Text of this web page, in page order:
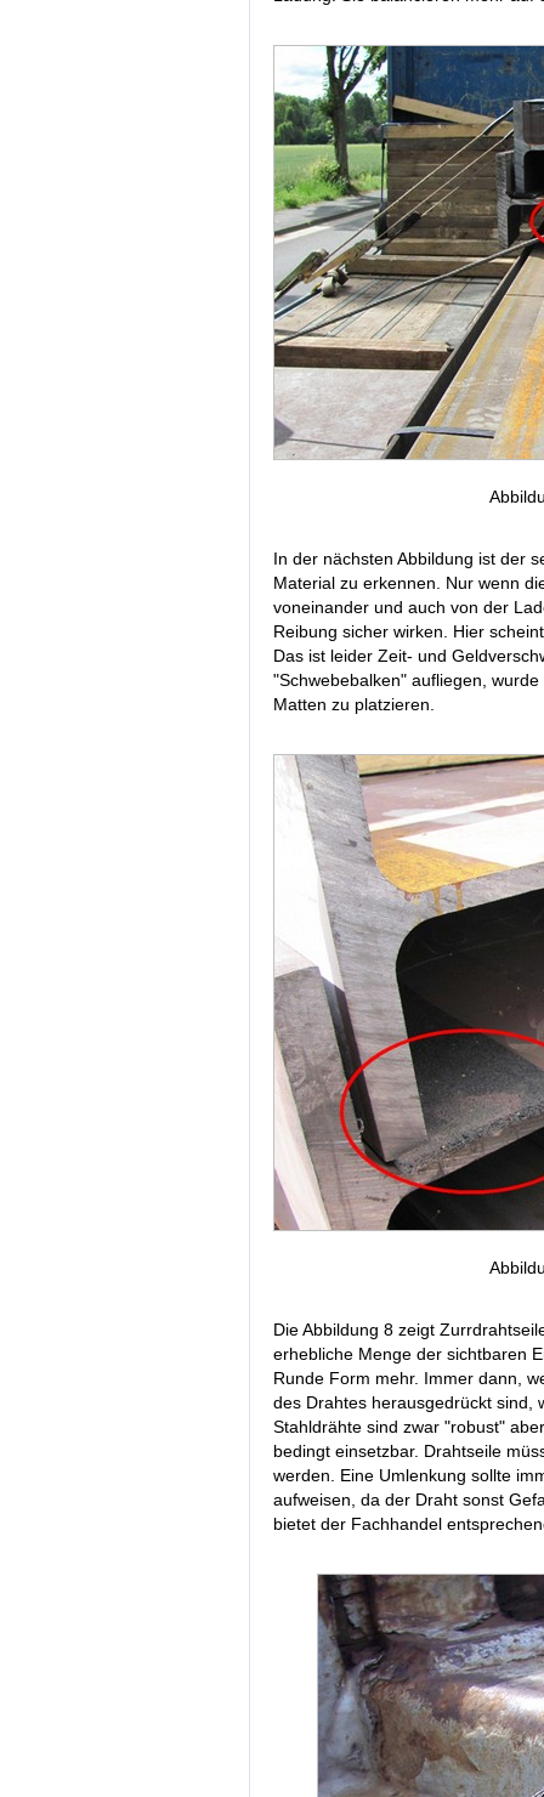
In der nächsten Abbildung ist der
Material zu erkennen. Nur wenn
voneinander und auch von der
Reibung sicher wirken. Hier
Das ist leider Zeit- und
"Schwebebalken" aufliegen,
Matten zu platzieren.
Die Abbildung 8 zeigt
erhebliche Menge der sichtbaren
Runde Form mehr. Immer dann,
des Drahtes herausgedrückt sind,
Stahldrähte sind zwar "robust"
bedingt einsetzbar. Drahtseile
werden. Eine Umlenkung sollte
aufweisen, da der Draht sonst
bietet der Fachhandel